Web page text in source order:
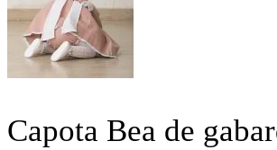
Capota Bea de